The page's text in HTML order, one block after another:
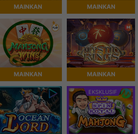
MAINKAN MAINKAN
MAINKAN MAINKAN
EKSKLUSIF